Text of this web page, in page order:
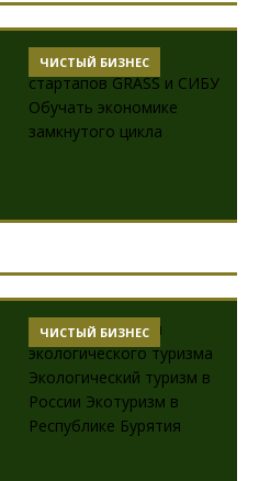
ЧИСТЫЙ БИЗНЕС
ЧИСТЫЙ БИЗНЕС